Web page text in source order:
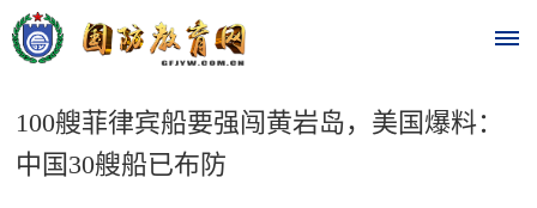
首
100艘菲律宾船要强闯黄岩岛，美国爆料：
中国30艘船已布防